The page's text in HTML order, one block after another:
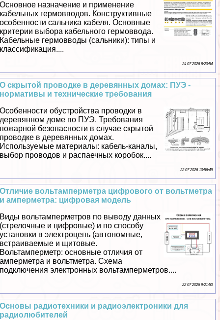
Основное назначение и применение
кабельных гермовводов. Конструктивные
особенности сальника кабеля. Основные
критерии выбора кабельного гермоввода.
Кабельные гермовводы (сальники): типы и
классификация....
24 07 2026 8:20:54
О скрытой проводке в деревянных домах: ПУЭ -
нормативы и технические требования
Особенности обустройства проводки в
деревянном доме по ПУЭ. Требования
пожарной безопасности в случае скрытой
проводке в деревянных домах.
Используемые материалы: кабель-каналы,
выбор проводов и распаечных коробок....
23 07 2026 10:56:49
Отличие вольтамперметра цифрового от вольтметра
и амперметра: цифровая модель
Виды вольтамперметров по выводу данных
(стрелочные и цифровые) и по способу
установки в электроцепь (автономные,
встраиваемые и щитовые.
Вольтамперметр: основные отличия от
амперметра и вольтметра. Схема
подключения электронных вольтамперметров....
22 07 2026 9:21:50
Основы радиотехники и радиоэлектроники для
радиолюбителей